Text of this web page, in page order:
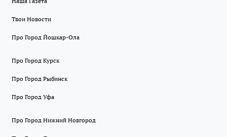
Твои Новости
Про Город Йошкар-Ола
Про Город Курск
Про Город Рыбинск
Про Город Уфа
Про Город Нижний Новгород